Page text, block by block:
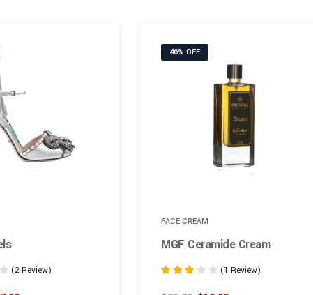
(2 Review)
46% OFF
FACE CREAM
MGF Ceramide Cream
(1 Review)